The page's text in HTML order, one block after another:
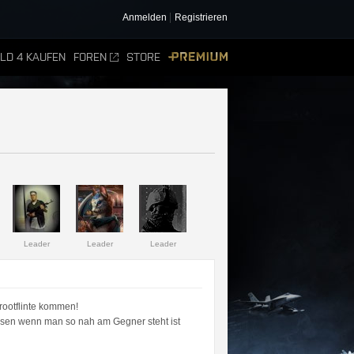
Anmelden Registrieren
4 KAUFEN FOREN STORE
Leader Leader Leader
kommen!
wenn man so nah am Gegner steht ist